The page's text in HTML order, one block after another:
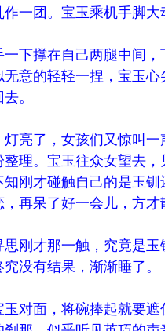
一团。宝玉乘机手脚大
下撑在自己两腿中间
意的轻轻一捏，宝玉
。
亮了，女孩们又惊叫
理。宝玉往众女望去
刚才碰触自己的是玉
再呆了好一会儿，方才
刚才那一触，究竟是
没有结果，渐渐睡了。
对面，将碗捧起就要